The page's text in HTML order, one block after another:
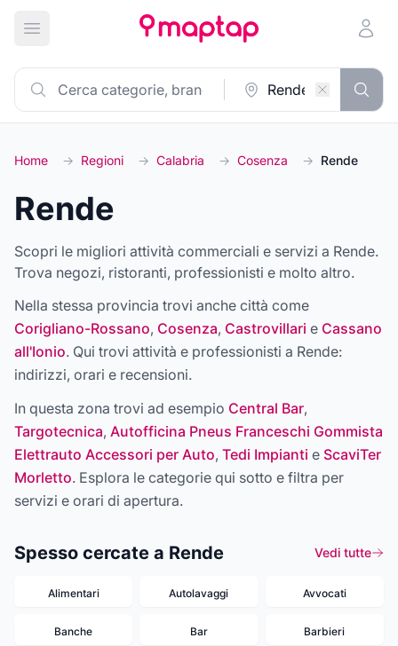
Apri menu principale
Home → Regioni → Calabria → Cosenza → Rende
Rende
Scopri le migliori attività commerciali e servizi a Rende.
Trova negozi, ristoranti, professionisti e molto altro.
Nella stessa provincia trovi anche città come
Corigliano-Rossano, Cosenza, Castrovillari e Cassano
all'Ionio. Qui trovi attività e professionisti a Rende:
indirizzi, orari e recensioni.
In questa zona trovi ad esempio Central Bar,
Targotecnica, Autofficina Pneus Franceschi Gommista
Elettrauto Accessori per Auto, Tedi Impianti e ScaviTer
Morletto. Esplora le categorie qui sotto e filtra per
servizi e orari di apertura.
Spesso cercate a Rende Vedi tutte
Alimentari Autolavaggi Avvocati
Banche Bar Barbieri